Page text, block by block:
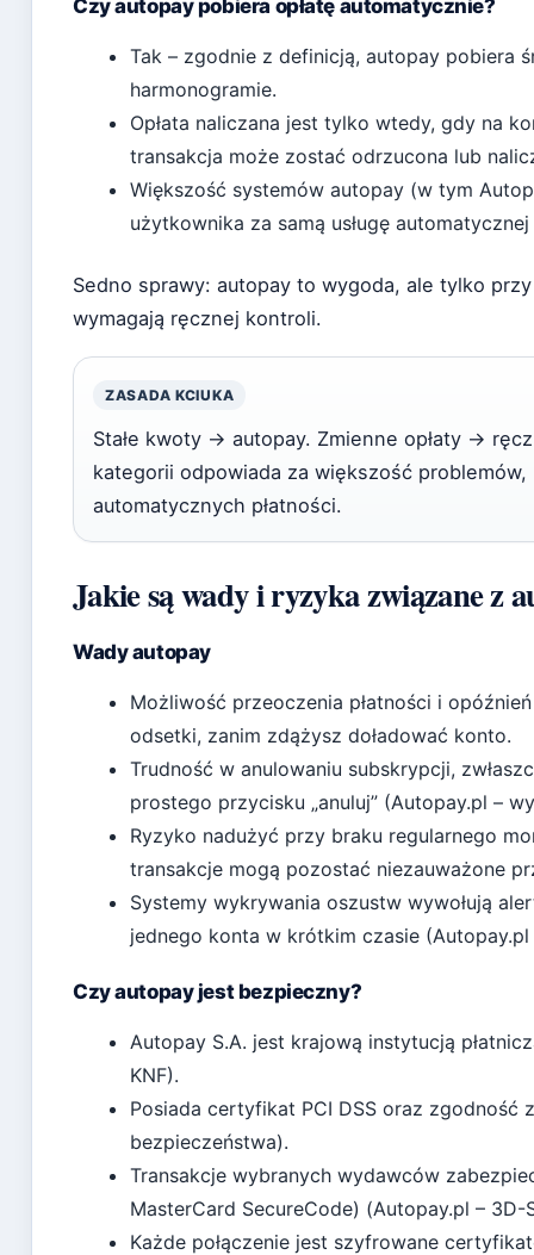
Czy autopay pobiera opłatę automatycznie?
Tak – zgodnie z definicją, autopay pobiera
harmonogramie.
Opłata naliczana jest tylko wtedy, gdy na
transakcja może zostać odrzucona lub
Większość systemów autopay (w tym
użytkownika za samą usługę
Sedno sprawy: autopay to wygoda, ale tylko
wymagają ręcznej kontroli.
ZASADA KCIUKA
Stałe kwoty → autopay. Zmienne opłaty →
kategorii odpowiada za większość
automatycznych płatności.
Jakie są wady i ryzyka związane z
Wady autopay
Możliwość przeoczenia płatności i
odsetki, zanim zdążysz doładować konto.
Trudność w anulowaniu subskrypcji,
prostego przycisku „anuluj” (Autopay.pl –
Ryzyko nadużyć przy braku regularnego
transakcje mogą pozostać niezauważone
Systemy wykrywania oszustw wywołują
jednego konta w krótkim czasie
Czy autopay jest bezpieczny?
Autopay S.A. jest krajową instytucją
KNF).
Posiada certyfikat PCI DSS oraz zgodność
bezpieczeństwa).
Transakcje wybranych wydawców
MasterCard SecureCode) (Autopay.pl – 3D-
Każde połączenie jest szyfrowane